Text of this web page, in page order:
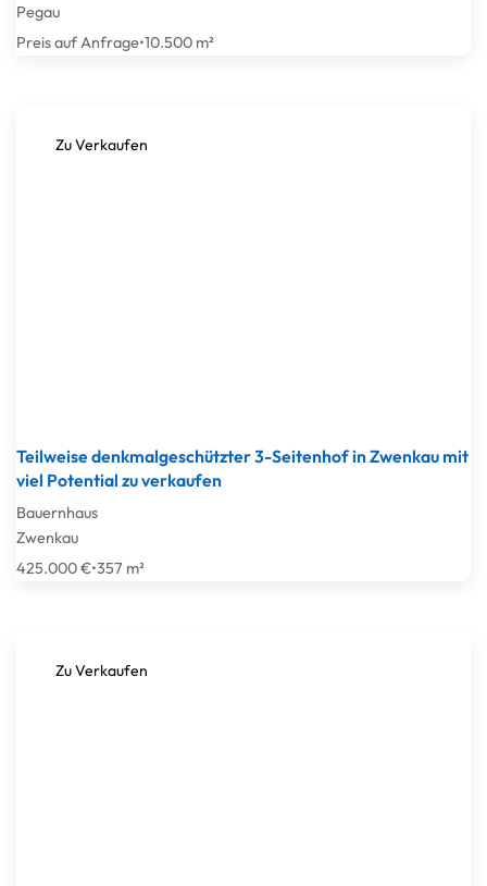
Pegau
Preis auf Anfrage•10.500 m²
Zu Verkaufen
Teilweise denkmalgeschützter 3-Seitenhof in Zwenkau mit
viel Potential zu verkaufen
Bauernhaus
Zwenkau
425.000 €•357 m²
Zu Verkaufen